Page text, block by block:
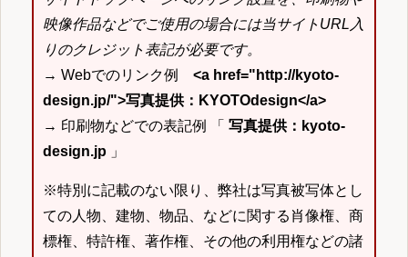
映像作品などでご使用の場合には当サイトURL入
りのクレジット表記が必要です。
→ Webでのリンク例 <a href="http://kyoto-
design.jp/">写真提供：KYOTOdesign</a>
→ 印刷物などでの表記例 「 写真提供：kyoto-
design.jp 」
※特別に記載のない限り、弊社は写真被写体とし
ての人物、建物、物品、などに関する肖像権、商
標権、特許権、著作権、その他の利用権などの諸